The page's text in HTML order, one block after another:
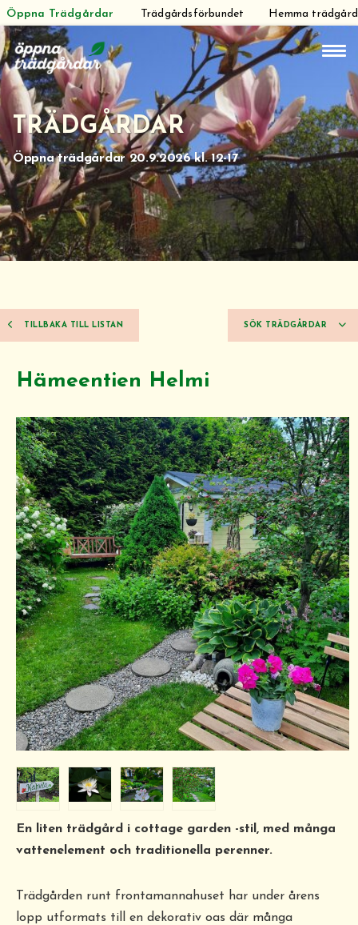
Hoppa
till
innehåll
Öppna Trädgårdar Trädgårdsförbundet Hemma trädgård
TRÄDGÅRDAR
Öppna trädgårdar 20.9.2026 kl. 12-17
TILLBAKA TILL LISTAN SÖK TRÄDGÅRDAR
Hämeentien Helmi
En liten trädgård i cottage garden -stil, med många
vattenelement och traditionella perenner.
Trädgården runt frontamannahuset har under årens
lopp utformats till en dekorativ oas där många